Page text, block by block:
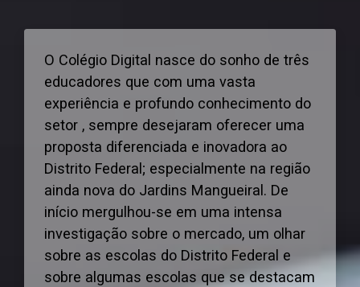
O Colégio Digital nasce do sonho de três
educadores que com uma vasta
experiência e profundo conhecimento do
setor , sempre desejaram oferecer uma
proposta diferenciada e inovadora ao
Distrito Federal; especialmente na região
ainda nova do Jardins Mangueiral. De
início mergulhou-se em uma intensa
investigação sobre o mercado, um olhar
sobre as escolas do Distrito Federal e
sobre algumas escolas que se destacam